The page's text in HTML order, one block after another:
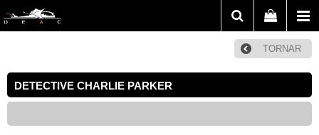
TORNAR
DETECTIVE CHARLIE PARKER